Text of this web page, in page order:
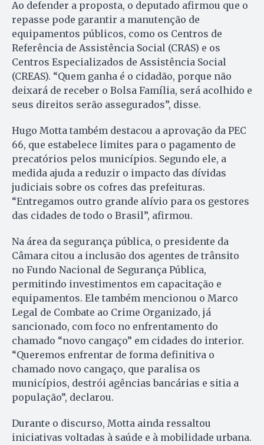
Ao defender a proposta, o deputado afirmou que o
repasse pode garantir a manutenção de
equipamentos públicos, como os Centros de
Referência de Assistência Social (CRAS) e os
Centros Especializados de Assistência Social
(CREAS). “Quem ganha é o cidadão, porque não
deixará de receber o Bolsa Família, será acolhido e
seus direitos serão assegurados”, disse.
Hugo Motta também destacou a aprovação da PEC
66, que estabelece limites para o pagamento de
precatórios pelos municípios. Segundo ele, a
medida ajuda a reduzir o impacto das dívidas
judiciais sobre os cofres das prefeituras.
“Entregamos outro grande alívio para os gestores
das cidades de todo o Brasil”, afirmou.
Na área da segurança pública, o presidente da
Câmara citou a inclusão dos agentes de trânsito
no Fundo Nacional de Segurança Pública,
permitindo investimentos em capacitação e
equipamentos. Ele também mencionou o Marco
Legal de Combate ao Crime Organizado, já
sancionado, com foco no enfrentamento do
chamado “novo cangaço” em cidades do interior.
“Queremos enfrentar de forma definitiva o
chamado novo cangaço, que paralisa os
municípios, destrói agências bancárias e sitia a
população”, declarou.
Durante o discurso, Motta ainda ressaltou
iniciativas voltadas à saúde e à mobilidade urbana.